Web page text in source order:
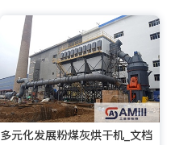
多元化发展粉煤灰烘干机_文档